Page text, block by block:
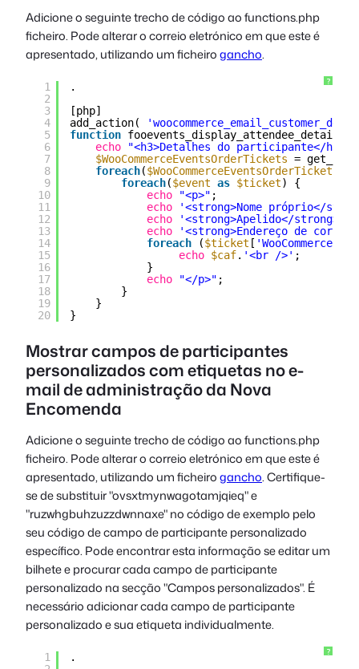
Adicione o seguinte trecho de código aofunctions.php
ficheiro. Pode alterar o correio eletrónico em que este é
apresentado, utilizando um ficheirogancho.
?
1
2
3
4
5
6
7
8
9
10
11
12
13
14
15
16
17
18
19
20
.
[php]
add_action(
function
echo
"<h3>Detalhes do participante</h3>"
$WooCommerceEventsOrderTickets =
foreach($WooCommerceEventsOrderTickets
foreach($event as $ticket) {
echo
"<p>" ;
echo
'<strong>Nome próprio</
echo
'<strong>Apelido</strong>: '
echo
'<strong>Endereço de
foreach
($ticket [
echo $caf. '<br />' ;
}
echo
"</p>" ;
}
}
}
Mostrar campos de participantes
personalizados com etiquetas no e-
mail de administração da Nova
Encomenda
Adicione o seguinte trecho de código aofunctions.php
ficheiro. Pode alterar o correio eletrónico em que este é
apresentado, utilizando um ficheirogancho. Certifique-
se de substituir "ovsxtmynwagotamjqieq" e
"ruzwhgbuhzuzzdwnnaxe" no código de exemplo pelo
seu código de campo de participante personalizado
específico. Pode encontrar esta informação se editar um
bilhete e procurar cada campo de participante
personalizado na secção "Campos personalizados". É
necessário adicionar cada campo de participante
personalizado e sua etiqueta individualmente.
?
1
.